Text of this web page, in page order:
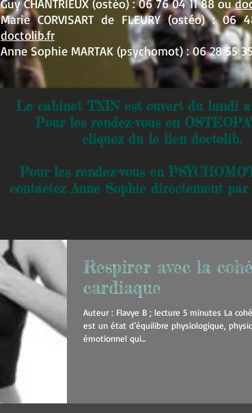
Guy CHANTRIEUX (ostéo) :06 76 04 11 88 ou
Marie CORVISART de FLEURY (ostéo) :
doctolib.fr
Anne Sophie MARTAK (psychomot) :06 28 55
Le cabinet TXIN est ouvert du lundi
Pour les rendez-vous en
cliquez du le lien doctolib.
Pour les rendez-vous en
contactez Anne Sophie directement par
Respirer avec la
cardiaque
Auteur : Flavye B ; lecture 5 minutes La
est un état d’équilibre physiologique,
émotionnel qui...